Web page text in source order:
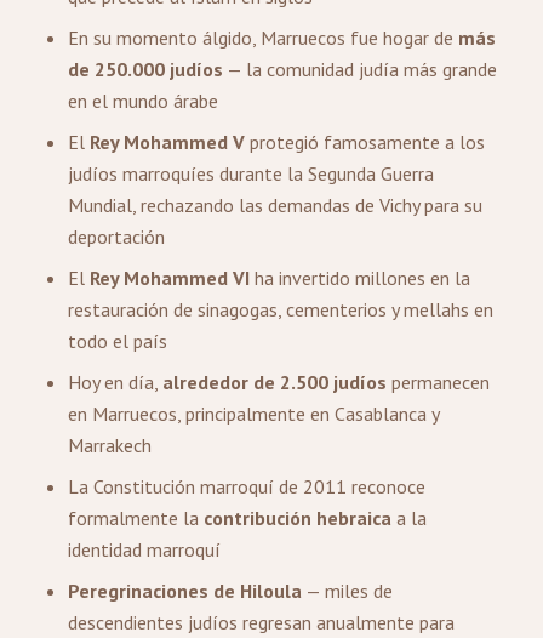
En su momento álgido, Marruecos fue hogar de más
de 250.000 judíos — la comunidad judía más grande
en el mundo árabe
El Rey Mohammed V protegió famosamente a los
judíos marroquíes durante la Segunda Guerra
Mundial, rechazando las demandas de Vichy para su
deportación
El Rey Mohammed VI ha invertido millones en la
restauración de sinagogas, cementerios y mellahs en
todo el país
Hoy en día, alrededor de 2.500 judíos permanecen
en Marruecos, principalmente en Casablanca y
Marrakech
La Constitución marroquí de 2011 reconoce
formalmente la contribución hebraica a la
identidad marroquí
Peregrinaciones de Hiloula — miles de
descendientes judíos regresan anualmente para